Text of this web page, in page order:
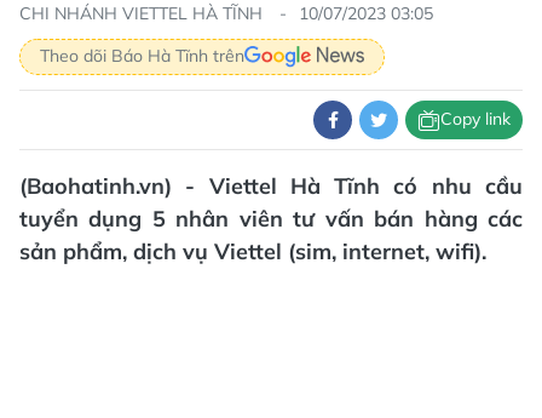
CHI NHÁNH VIETTEL HÀ TĨNH
10/07/2023 03:05
Theo dõi Báo Hà Tĩnh trên
Copy link
(Baohatinh.vn) - Viettel Hà Tĩnh có nhu cầu
tuyển dụng 5 nhân viên tư vấn bán hàng các
sản phẩm, dịch vụ Viettel (sim, internet, wifi).